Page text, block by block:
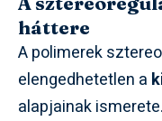
háttere
A polimerek
elengedhetetlen a
alapjainak